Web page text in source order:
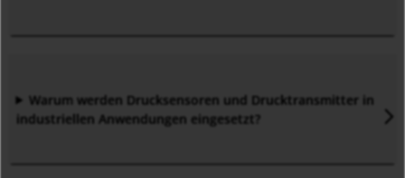
Warum werden Drucksensoren und Drucktransmitter in
industriellen Anwendungen eingesetzt?